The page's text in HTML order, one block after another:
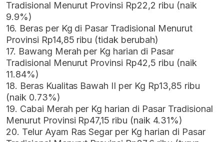
Tradisional Menurut Provinsi Rp22,2 ribu (naik
9.9%)
16. Beras per Kg di Pasar Tradisional Menurut
Provinsi Rp14,85 ribu (tidak berubah)
17. Bawang Merah per Kg harian di Pasar
Tradisional Menurut Provinsi Rp42,5 ribu (naik
11.84%)
18. Beras Kualitas Bawah II per Kg Rp13,85 ribu
(naik 0.73%)
19. Cabai Merah per Kg harian di Pasar Tradisional
Menurut Provinsi Rp47,15 ribu (naik 4.31%)
20. Telur Ayam Ras Segar per Kg harian di Pasar